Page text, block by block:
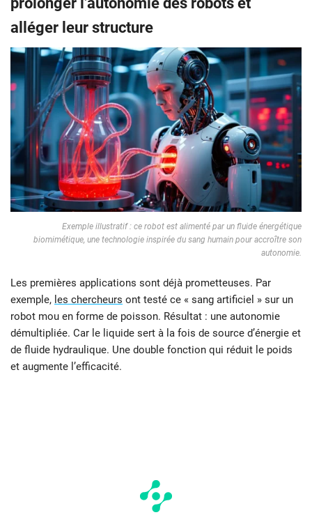
alléger leur structure
Exemple illustratif : ce robot est alimenté par un fluide énergétique
biomimétique, une technologie inspirée du sang humain pour accroître son
autonomie.
Les premières applications sont déjà prometteuses. Par
exemple, les chercheurs ont testé ce « sang artificiel » sur un
robot mou en forme de poisson. Résultat : une autonomie
démultipliée. Car le liquide sert à la fois de source d’énergie et
de fluide hydraulique. Une double fonction qui réduit le poids
et augmente l’efficacité.